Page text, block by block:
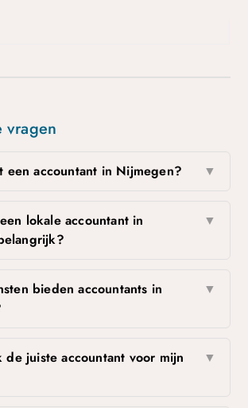
vragen
een accountant in Nijmegen? ▼
lokale accountant in
▼
bieden accountants in
▼
de juiste accountant voor mijn
▼